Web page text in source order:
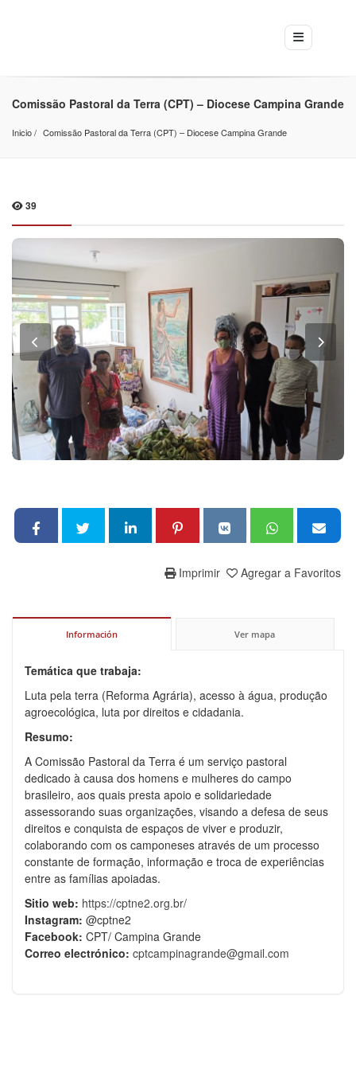
Comissão Pastoral da Terra (CPT) – Diocese Campina Grande
Inicio Comissão Pastoral da Terra (CPT) – Diocese Campina Grande
39
Agregar a Favoritos
Imprimir
Información Ver mapa
Temática que trabaja:
Luta pela terra (Reforma Agrária), acesso à água, produção
agroecológica, luta por direitos e cidadania.
Resumo:
A Comissão Pastoral da Terra é um serviço pastoral
dedicado à causa dos homens e mulheres do campo
brasileiro, aos quais presta apoio e solidariedade
assessorando suas organizações, visando a defesa de seus
direitos e conquista de espaços de viver e produzir,
colaborando com os camponeses através de um processo
constante de formação, informação e troca de experiências
entre as famílias apoiadas.
Sitio web: https://cptne2.org.br/
Instagram: @cptne2
Facebook: CPT/ Campina Grande
Correo electrónico: cptcampinagrande@gmail.com